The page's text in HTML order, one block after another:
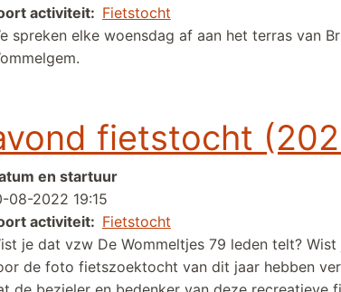
activiteit
Fietstocht
spreken elke woensdag af aan het terras van
(2022/24)
fietstocht
en startuur
08-2022 19:15
activiteit
Fietstocht
je dat vzw De Wommeltjes 79 leden telt?
de foto fietszoektocht van dit jaar hebben